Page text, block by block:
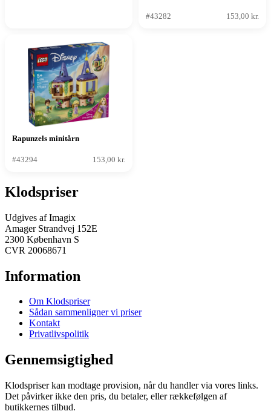
#43282 153,00 kr.
Rapunzels minitårn
#43294 153,00 kr.
Klodspriser
Udgives af Imagix
Amager Strandvej 152E
2300 København S
CVR 20068671
Information
Om Klodspriser
Sådan sammenligner vi priser
Kontakt
Privatlivspolitik
Gennemsigtighed
Klodspriser kan modtage provision, når du handler via vores links.
Det påvirker ikke den pris, du betaler, eller rækkefølgen af
butikkernes tilbud.